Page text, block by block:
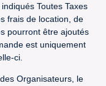
Toutes Taxes
frais de location, de
pourront être ajoutés
est uniquement
ci.
Organisateurs, le